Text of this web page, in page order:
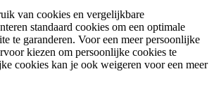
van cookies en vergelijkbare
standaard cookies om een optimale
te garanderen. Voor een meer persoonlijke
kiezen om persoonlijke cookies te
cookies kan je ook weigeren voor een meer